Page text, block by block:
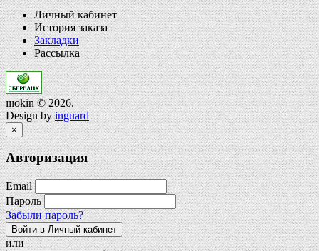
Личный кабинет
История заказа
Закладки
Рассылка
ɪɪɪokin © 2026.
Design byinguard
×
Авторизация
Email
Пароль
Забыли пароль?
Войти в Личный кабинет
или